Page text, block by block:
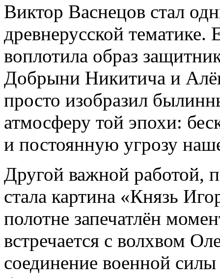
Виктор Васнецов стал
древнерусской
воплотила образ
Добрыни Никитича и
просто изобразил
атмосферу той эпохи:
и постоянную угрозу
Другой важной работой,
стала картина «Князь
полотне запечатлён
встречается с волхвом
соединение военной